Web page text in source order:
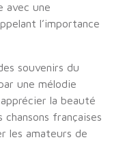
avec une
l’importance
souvenirs du
une mélodie
la beauté
françaises
les amateurs de